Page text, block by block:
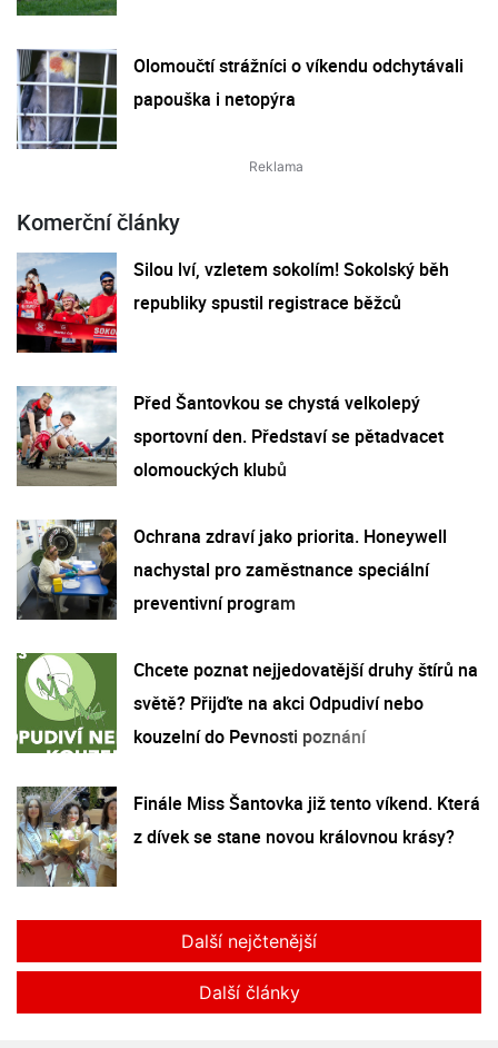
Olomoučtí strážníci o víkendu odchytávali
papouška i netopýra
Komerční články
Silou lví, vzletem sokolím! Sokolský běh
republiky spustil registrace běžců
Před Šantovkou se chystá velkolepý
sportovní den. Představí se pětadvacet
olomouckých klubů
Ochrana zdraví jako priorita. Honeywell
nachystal pro zaměstnance speciální
preventivní program
Chcete poznat nejjedovatější druhy štírů na
světě? Přijďte na akci Odpudiví nebo
kouzelní do Pevnosti poznání
Finále Miss Šantovka již tento víkend. Která
z dívek se stane novou královnou krásy?
Další nejčtenější
Další články